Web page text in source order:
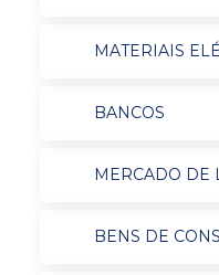
MATERIAIS
BANCOS
MERCADO DE
BENS DE